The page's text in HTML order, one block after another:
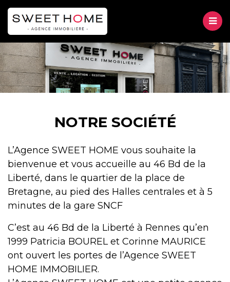
NOTRE SOCIÉTÉ
L’Agence SWEET HOME vous souhaite la
bienvenue et vous accueille au 46 Bd de la
Liberté, dans le quartier de la place de
Bretagne, au pied des Halles centrales et à 5
minutes de la gare SNCF
C’est au 46 Bd de la Liberté à Rennes qu’en
1999 Patricia BOUREL et Corinne MAURICE
ont ouvert les portes de l’Agence SWEET
HOME IMMOBILIER.
VENTE
LOCATION
GESTION
À PROPOS
CONTACT